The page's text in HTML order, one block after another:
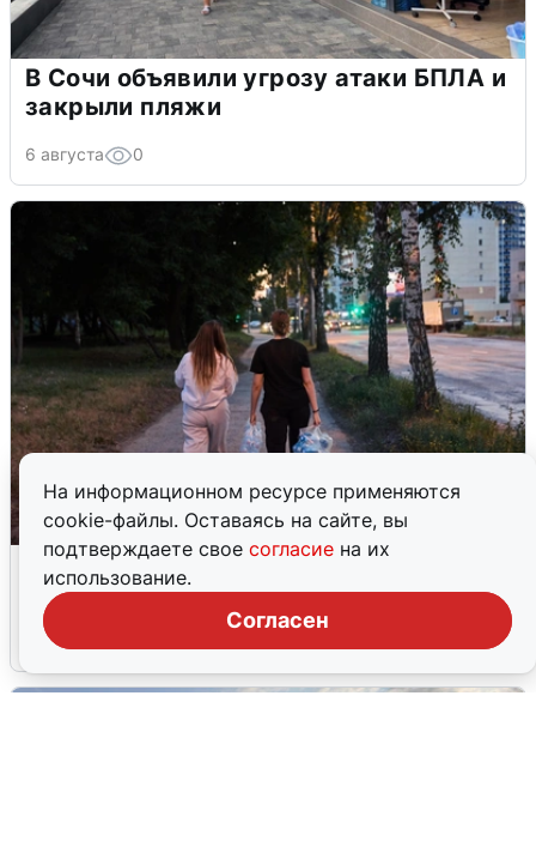
На информационном ресурсе применяются
cookie-файлы. Оставаясь на сайте, вы
подтверждаете свое согласие на их
использование.
Согласен
В Сочи объявили угрозу атаки БПЛА и
закрыли пляжи
6 августа 0
Опубликована карта отключений
воды в Воронеже
6 августа